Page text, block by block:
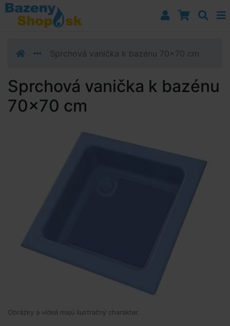
Prejsť k navigácii
Prejsť na obsah
Prejsť k bočnému stĺpci
Sprchová vanička k bazénu 70x70 cm
Sprchová vanička k bazénu
70x70 cm
Obrázky a videá majú ilustračný charakter.